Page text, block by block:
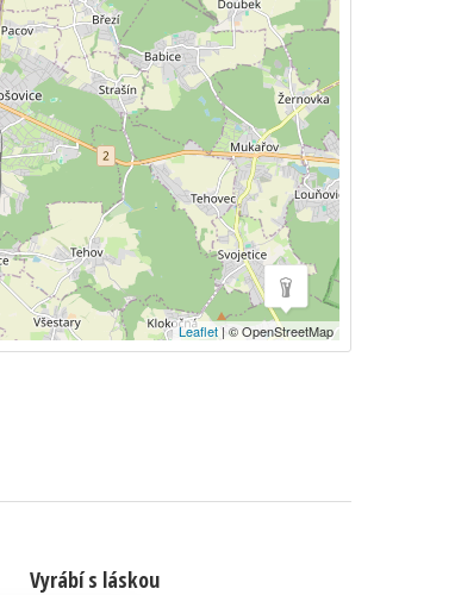
Leaflet| © OpenStreetMap
Vyrábí s láskou